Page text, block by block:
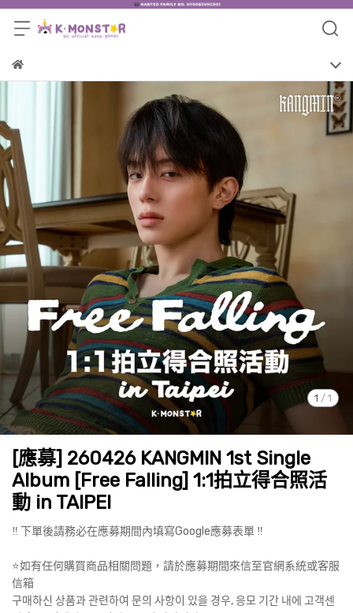
1 / 1
[應募] 260426 KANGMIN 1st Single
Album [Free Falling] 1:1拍立得合照活
動 in TAIPEI
‼️ 下單後請務必在應募期間內填寫Google應募表單 ‼️
⭐️如有任何購買商品相關問題，請於應募期間來信至官網系統或客服
信箱
구매하신 상품과 관련하여 문의 사항이 있을 경우, 응모 기간 내에 고객센